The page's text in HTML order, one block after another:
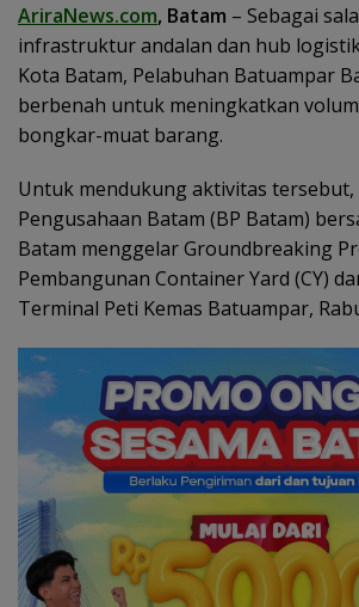
AriraNews.com, Batam – Sebagai
infrastruktur andalan dan hub
Kota Batam, Pelabuhan Batuampar
berbenah untuk meningkatkan
bongkar-muat barang.
Untuk mendukung aktivitas tersebut,
Pengusahaan Batam (BP Batam)
Batam menggelar Groundbreaking
Pembangunan Container Yard (CY)
Terminal Peti Kemas Batuampar,